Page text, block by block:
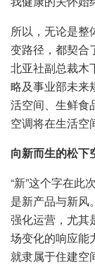
所以，无论是整
变路径，都契合
北亚社副总裁木
略及事业部未来
活空间、生鲜食
空调将在生活空
向新而生的松下
“新”这个字在此
是新产品与新风
强化运营，尤其
场变化的响应能
就隶属于住建空